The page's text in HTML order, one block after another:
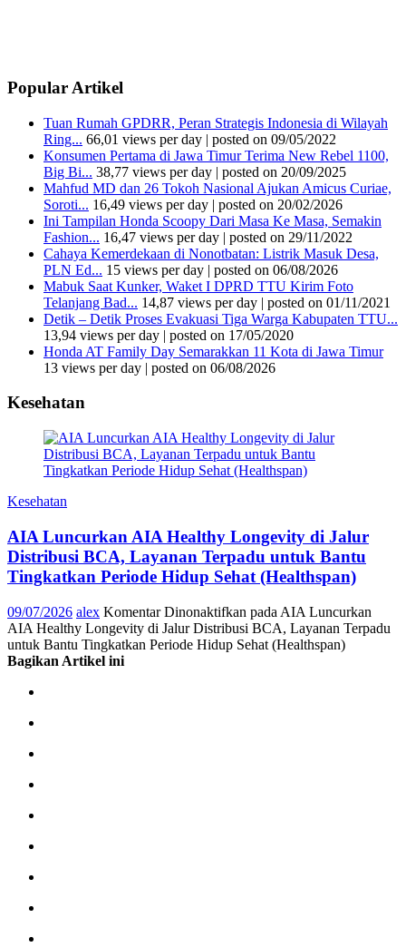
Popular Artikel
Tuan Rumah GPDRR, Peran Strategis Indonesia di Wilayah
Ring... 66,01 views per day | posted on 09/05/2022
Konsumen Pertama di Jawa Timur Terima New Rebel 1100,
Big Bi... 38,77 views per day | posted on 20/09/2025
Mahfud MD dan 26 Tokoh Nasional Ajukan Amicus Curiae,
Soroti... 16,49 views per day | posted on 20/02/2026
Ini Tampilan Honda Scoopy Dari Masa Ke Masa, Semakin
Fashion... 16,47 views per day | posted on 29/11/2022
Cahaya Kemerdekaan di Nonotbatan: Listrik Masuk Desa,
PLN Ed... 15 views per day | posted on 06/08/2026
Mabuk Saat Kunker, Waket I DPRD TTU Kirim Foto
Telanjang Bad... 14,87 views per day | posted on 01/11/2021
Detik – Detik Proses Evakuasi Tiga Warga Kabupaten TTU...
13,94 views per day | posted on 17/05/2020
Honda AT Family Day Semarakkan 11 Kota di Jawa Timur
13 views per day | posted on 06/08/2026
Kesehatan
Kesehatan
AIA Luncurkan AIA Healthy Longevity di Jalur
Distribusi BCA, Layanan Terpadu untuk Bantu
Tingkatkan Periode Hidup Sehat (Healthspan)
09/07/2026 alex Komentar Dinonaktifkan pada AIA Luncurkan
AIA Healthy Longevity di Jalur Distribusi BCA, Layanan Terpadu
untuk Bantu Tingkatkan Periode Hidup Sehat (Healthspan)
Bagikan Artikel ini